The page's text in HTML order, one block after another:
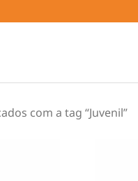
com a tag “Juvenil”